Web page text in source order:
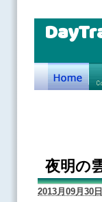
夜明の
2013月09月30